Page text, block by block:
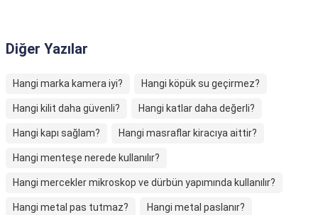
Diğer Yazılar
Hangi marka kamera iyi? Hangi köpük su geçirmez?
Hangi kilit daha güvenli? Hangi katlar daha değerli?
Hangi kapı sağlam? Hangi masraflar kiracıya aittir?
Hangi menteşe nerede kullanılır?
Hangi mercekler mikroskop ve dürbün yapımında kullanılır?
Hangi metal pas tutmaz? Hangi metal paslanır?